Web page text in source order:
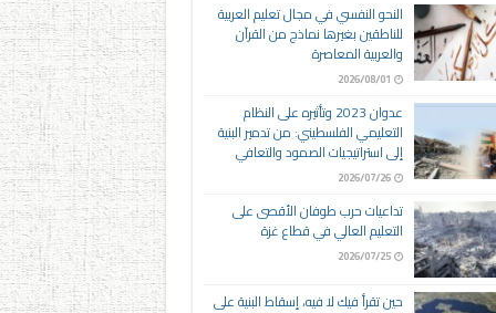
النحو النفسي في مجال تعليم العربية
للناطقين بغيرها نماذج من القرآن
والعربية المعاصرة
2026/08/01
عدوان 2023 وتأثيره على النظام
التعليمي الفلسطيني: من تدمير البنية
إلى استراتيجيات الصمود والتعافي
2026/07/26
تداعيات حرب طوفان الأقصى على
التعليم العالي في قطاع غزة
2026/07/25
حين تقرأ فيك لا فيه، إسقاط البنية على